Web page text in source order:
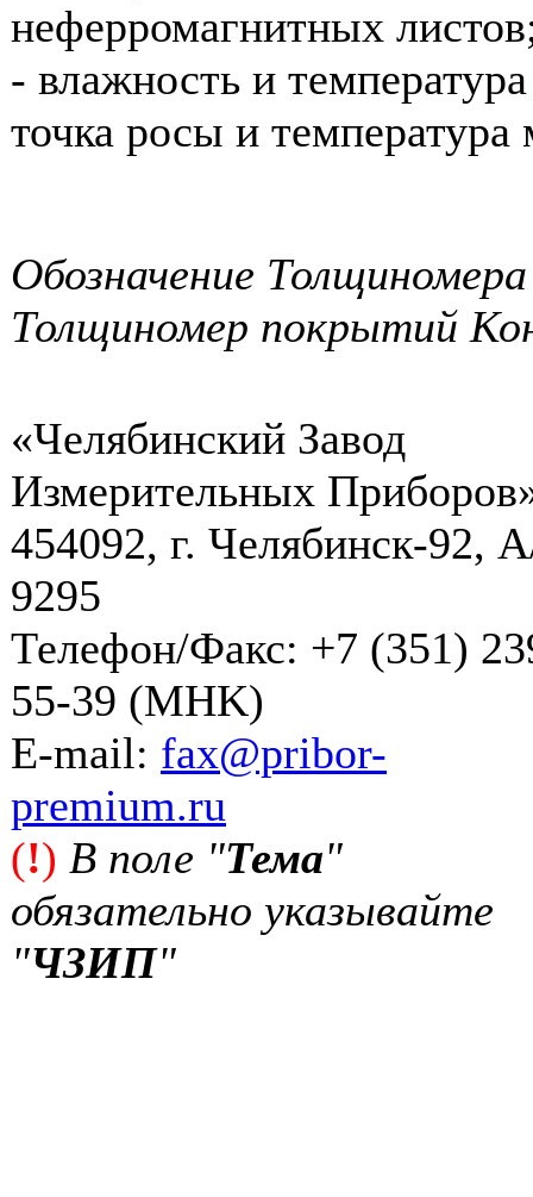
неферромагнитных
- влажность и
точка росы и температура
Обозначение
Толщиномер покрытий
«Челябинский Завод
Измерительных
454092, г. Челябинск-92,
9295
Телефон/Факс: +7 (351)
55-39 (MHK)
Е-mail: fax@pribor-
premium.ru
(!) В поле "Тема"
обязательно указывайте
"ЧЗИП"